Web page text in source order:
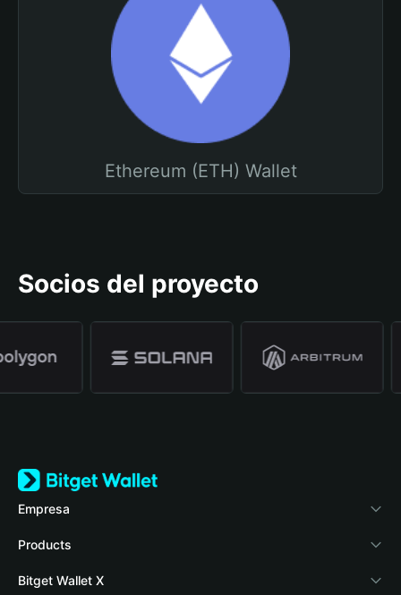
Ethereum (ETH) Wallet
Socios del proyecto
Empresa
Acerca de Bitget Wallet
Blog
Products
Crypto Card
Bitget Wallet X